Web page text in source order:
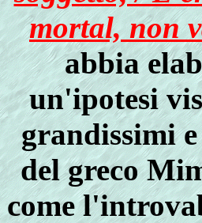
mortal, non
abbia
un'ipotesi
grandissimi
del greco
come